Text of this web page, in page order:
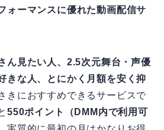
ォーマンスに優れた動画配信サ
ん見たい人、2.5次元舞台・声優
きな人、とにかく月額を安く抑
きにおすすめできるサービスで
550ポイント（DMM内で利用可